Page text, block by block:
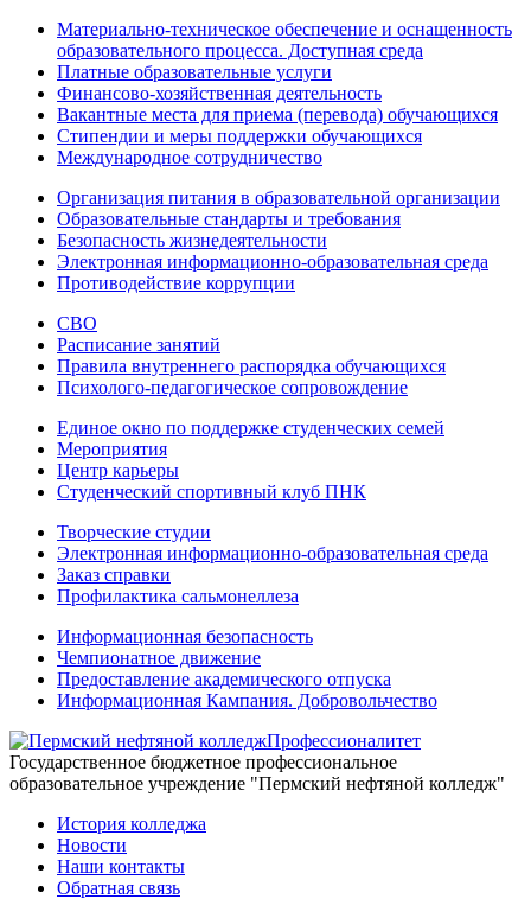
Материально-техническое обеспечение и оснащенность
образовательного процесса. Доступная среда
Платные образовательные услуги
Финансово-хозяйственная деятельность
Вакантные места для приема (перевода) обучающихся
Стипендии и меры поддержки обучающихся
Международное сотрудничество
Организация питания в образовательной организации
Образовательные стандарты и требования
Безопасность жизнедеятельности
Электронная информационно-образовательная среда
Противодействие коррупции
СВО
Расписание занятий
Правила внутреннего распорядка обучающихся
Психолого-педагогическое сопровождение
Единое окно по поддержке студенческих семей
Мероприятия
Центр карьеры
Студенческий спортивный клуб ПНК
Творческие студии
Электронная информационно-образовательная среда
Заказ справки
Профилактика сальмонеллеза
Информационная безопасность
Чемпионатное движение
Предоставление академического отпуска
Информационная Кампания. Добровольчество
Профессионалитет
Государственное бюджетное профессиональное
образовательное учреждение "Пермский нефтяной колледж"
История колледжа
Новости
Наши контакты
Обратная связь